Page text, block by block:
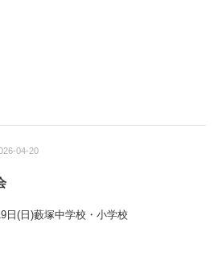
04-20
日(日)藪塚中学校・小学校